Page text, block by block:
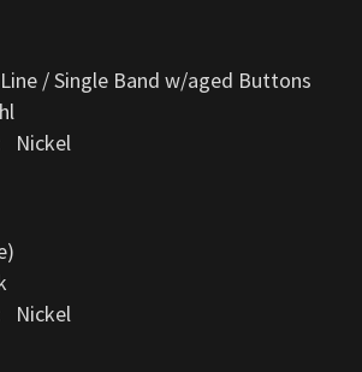
/ Single Band w/aged Buttons
Nickel
Nickel